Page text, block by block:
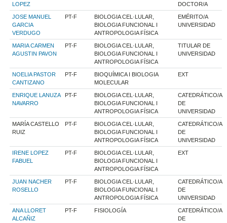
LOPEZ
DOCTOR/A
JOSE MANUEL
GARCIA
VERDUGO
PT-F
BIOLOGIA CEL·LULAR,
BIOLOGIA FUNCIONAL I
ANTROPOLOGIA FÍSICA
EMÉRITO/A
UNIVERSIDAD
MARIA CARMEN
AGUSTIN PAVON
PT-F
BIOLOGIA CEL·LULAR,
BIOLOGIA FUNCIONAL I
ANTROPOLOGIA FÍSICA
TITULAR DE
UNIVERSIDAD
NOELIA PASTOR
CANTIZANO
PT-F
BIOQUÍMICA I BIOLOGIA
MOLECULAR
EXT
ENRIQUE LANUZA
NAVARRO
PT-F
BIOLOGIA CEL·LULAR,
BIOLOGIA FUNCIONAL I
ANTROPOLOGIA FÍSICA
CATEDRÁTICO/A
DE
UNIVERSIDAD
MARÍA CASTELLO
RUIZ
PT-F
BIOLOGIA CEL·LULAR,
BIOLOGIA FUNCIONAL I
ANTROPOLOGIA FÍSICA
CATEDRÁTICO/A
DE
UNIVERSIDAD
IRENE LOPEZ
FABUEL
PT-F
BIOLOGIA CEL·LULAR,
BIOLOGIA FUNCIONAL I
ANTROPOLOGIA FÍSICA
EXT
JUAN NACHER
ROSELLO
PT-F
BIOLOGIA CEL·LULAR,
BIOLOGIA FUNCIONAL I
ANTROPOLOGIA FÍSICA
CATEDRÁTICO/A
DE
UNIVERSIDAD
ANA LLORET
ALCAÑIZ
PT-F FISIOLOGÍA
CATEDRÁTICO/A
DE